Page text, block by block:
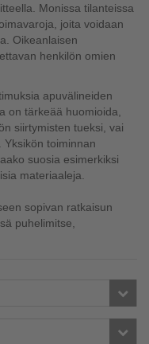
Monissa tilanteissa
joita voidaan
Oikeanlaisen
henkilön omien
apuvälineiden
on tärkeää huomioida,
siirtymisten tueksi, vai
Yksikön toiminnan
suosia esimerkiksi
materiaaleja.
sopivan ratkaisun
puhelimitse,